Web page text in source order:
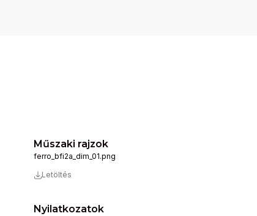
Műszaki rajzok
ferro_bfi2a_dim_01.png
Letöltés
Nyilatkozatok